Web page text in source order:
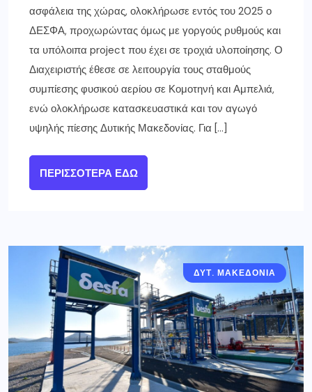
ασφάλεια της χώρας, ολοκλήρωσε εντός του 2025 ο
ΔΕΣΦΑ, προχωρώντας όμως με γοργούς ρυθμούς και
τα υπόλοιπα project που έχει σε τροχιά υλοποίησης. Ο
Διαχειριστής έθεσε σε λειτουργία τους σταθμούς
συμπίεσης φυσικού αερίου σε Κομοτηνή και Αμπελιά,
ενώ ολοκλήρωσε κατασκευαστικά και τον αγωγό
υψηλής πίεσης Δυτικής Μακεδονίας. Για […]
ΠΕΡΙΣΣΌΤΕΡΑ ΕΔΏ
ΔΥΤ. ΜΑΚΕΔΟΝΙΑ